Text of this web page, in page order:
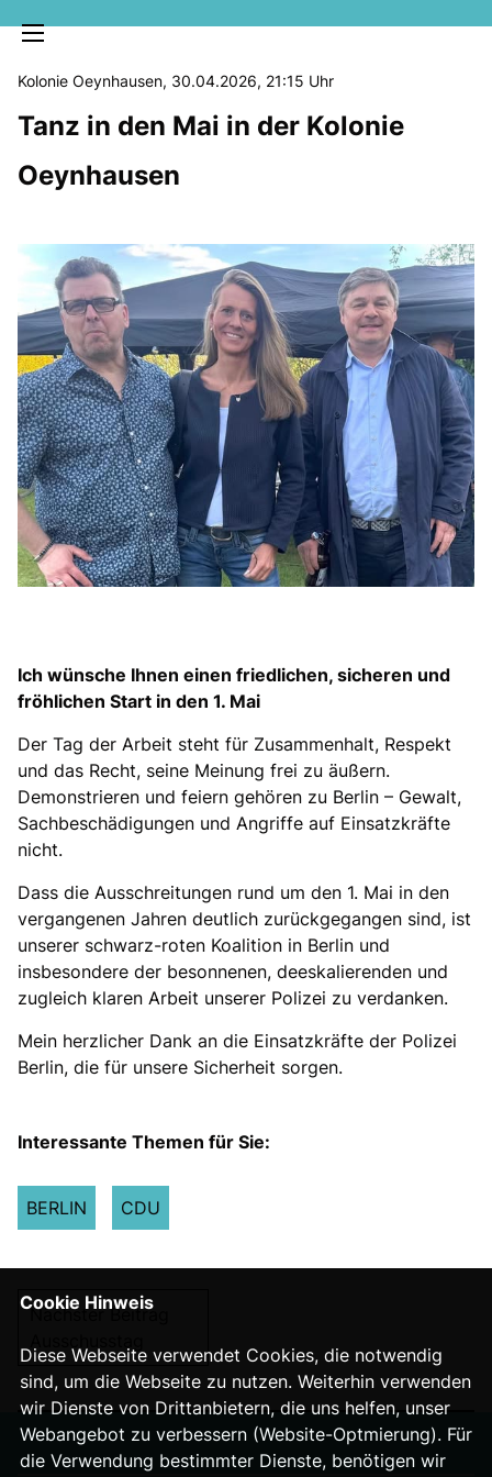
MELDUNGEN
SOZIALE MEDIEN
KLARTEXT
Kolonie Oeynhausen, 30.04.2026, 21:15 Uhr
Tanz in den Mai in der Kolonie
Oeynhausen
Ich wünsche Ihnen einen friedlichen, sicheren und
fröhlichen Start in den 1. Mai
Der Tag der Arbeit steht für Zusammenhalt, Respekt
und das Recht, seine Meinung frei zu äußern.
Demonstrieren und feiern gehören zu Berlin – Gewalt,
Sachbeschädigungen und Angriffe auf Einsatzkräfte
nicht.
Dass die Ausschreitungen rund um den 1. Mai in den
vergangenen Jahren deutlich zurückgegangen sind, ist
unserer schwarz-roten Koalition in Berlin und
insbesondere der besonnenen, deeskalierenden und
zugleich klaren Arbeit unserer Polizei zu verdanken.
Mein herzlicher Dank an die Einsatzkräfte der Polizei
Berlin, die für unsere Sicherheit sorgen.
Interessante Themen für Sie:
BERLIN CDU
Nächster Beitrag
Cookie Hinweis
Diese Webseite verwendet Cookies, die notwendig
sind, um die Webseite zu nutzen. Weiterhin verwenden
wir Dienste von Drittanbietern, die uns helfen, unser
Webangebot zu verbessern (Website-Optmierung). Für
die Verwendung bestimmter Dienste, benötigen wir